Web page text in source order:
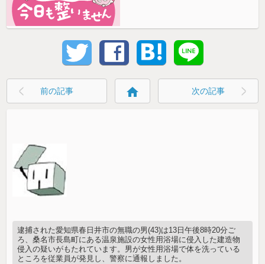
前の記事 home 次の記事
逮捕された愛知県春日井市の無職の男(43)は13日午後8時20分ご
ろ、桑名市長島町にある温泉施設の女性用浴場に侵入した建造物
侵入の疑いがもたれています。男が女性用浴場で体を洗っている
ところを従業員が発見し、警察に通報しました。